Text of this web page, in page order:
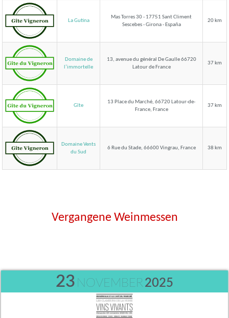
La Gutina
Mas Torres 30 - 17751 Sant Climent
Sescebes - Girona - España
20 km
Domaine de
l’immortelle
13, avenue du général De Gaulle 66720
Latour de France
37 km
Gîte
13 Place du Marché, 66720 Latour-de-
France, France
37 km
Domaine Vents
du Sud
6 Rue du Stade, 66600 Vingrau, France 38 km
Vergangene Weinmessen
23 NOVEMBER 2025